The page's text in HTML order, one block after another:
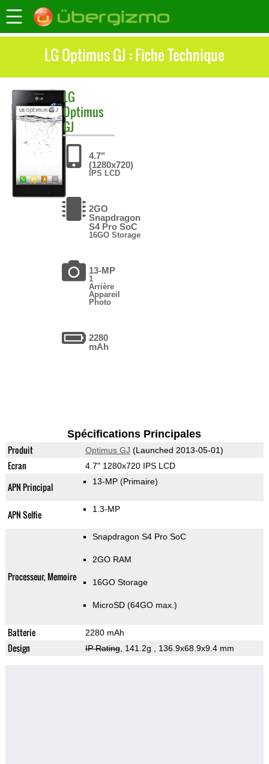
LG Optimus GJ : Fiche Technique
LG
Optimus
GJ
4.7"
(1280x720)
IPS LCD
2GO
Snapdragon
S4 Pro SoC
16GO Storage
13-MP
1
Arrière
Appareil
Photo
2280
mAh
Spécifications Principales
Produit Optimus GJ (Launched 2013-05-01)
Ecran 4.7" 1280x720 IPS LCD
APN Principal 13-MP (Primaire)
APN Selfie 1.3-MP
Processeur, Memoire
Snapdragon S4 Pro SoC
2GO RAM
16GO Storage
MicroSD (64GO max.)
Batterie 2280 mAh
Design IP Rating, 141.2g , 136.9x68.9x9.4 mm